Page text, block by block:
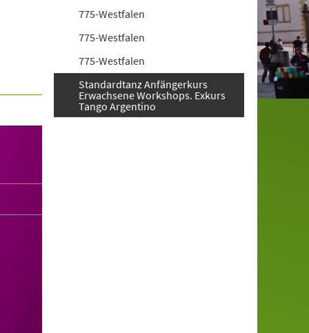
775-Westfalen
775-Westfalen
775-Westfalen
Standardtanz Anfängerkurs
Erwachsene Workshops. Exkurs
Tango Argentino